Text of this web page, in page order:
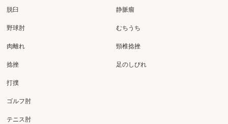
脱臼
野球肘
肉離れ
捻挫
静脈瘤
むちうち
頸椎捻挫
足のしびれ
打撲
ゴルフ肘
テニス肘